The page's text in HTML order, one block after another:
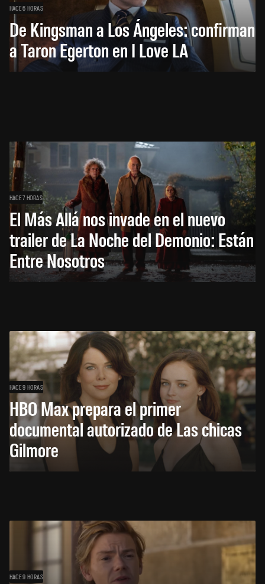
HACE 6 HORAS
De Kingsman a Los Ángeles: confirman
a Taron Egerton en I Love LA
HACE 7 HORAS
El Más Allá nos invade en el nuevo
trailer de La Noche del Demonio: Están
Entre Nosotros
HACE 9 HORAS
HBO Max prepara el primer
documental autorizado de Las chicas
Gilmore
HACE 9 HORAS